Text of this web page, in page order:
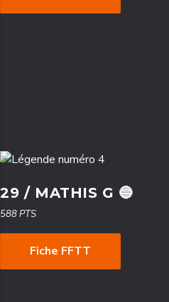
29 / MATHIS G 🔵
588 PTS
Fiche FFTT